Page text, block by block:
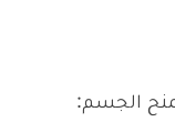
الجسم: